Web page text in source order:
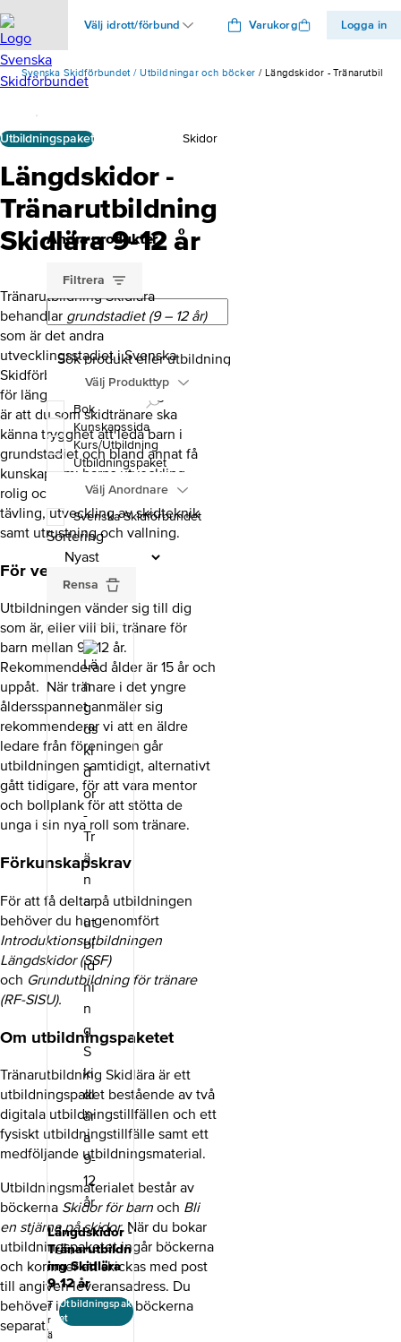
Välj idrott/förbund Varukorg Logga in
Svenska Skidförbundet Utbildningar och böcker Längdskidor -
Utbildningspaket Skidor
Längdskidor -
Tränarutbildning
Skidlära 9-12 år
Tränarutbildning Skidlära
behandlar grundstadiet (9 – 12 år)
som är det andra
utvecklingsstadiet i Svenska
Skidförbundets utvecklingsmodell
för längdskidor. Utbildningens mål
är att du som skidtränare ska
känna trygghet att leda barn i
grundstadiet och bland annat få
kunskap om: barns utveckling,
rolig och utvecklande träning och
tävling, utveckling av skidteknik
samt utrustning och vallning.
För vem
Utbildningen vänder sig till dig
som är, eller vill bli, tränare för
barn mellan 9 - 12 år.
Rekommenderad ålder är 15 år och
uppåt. När tränare i det yngre
åldersspannet anmäler sig
rekommenderar vi att en äldre
ledare från föreningen går
utbildningen samtidigt, alternativt
gått tidigare, för att vara mentor
och bollplank för att stötta de
unga i sin nya roll som tränare.
Förkunskapskrav
För att få delta på utbildningen
behöver du ha genomfört
Introduktionsutbildningen
Längdskidor (SSF)
och Grundutbildning för tränare
(RF-SISU).
Om utbildningspaketet
Tränarutbildning Skidlära är ett
utbildningspaket bestående av två
digitala utbildningstillfällen och ett
fysiskt utbildningstillfälle samt ett
medföljande utbildningsmaterial.
Utbildningsmaterialet består av
böckerna Skidor för barn och Bli
en stjärna på skidor. När du bokar
utbildningspaketet ingår böckerna
och kommer att skickas med post
till angiven leveransadress. Du
behöver inte beställa böckerna
separat.
Andra produkter
Filtrera
Sök produkt eller utbildning
Välj Produkttyp
Bok
Kunskapssida
Kurs/Utbildning
Utbildningspaket
Välj Anordnare
Svenska Skidförbundet
Sortering
Rensa
Längdskidor -
Tränarutbildn
ing Skidlära
9-12 år
T
r
ä
Utbildningspak
et